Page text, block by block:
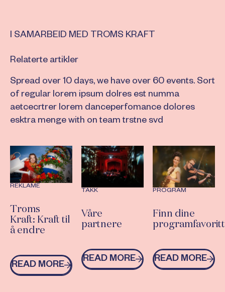
I SAMARBEID MED TROMS KRAFT
Relaterte artikler
Spread over 10 days, we have over 60 events. Sort
of regular lorem ipsum dolres est numma
aetcecrtrer lorem danceperfomance dolores
esktra menge with on team trstne svd
REKLAME
Troms
Kraft: Kraft til
å endre
Read more
READ MORE
TAKK
Våre
partnere
Read more
READ MORE
PROGRAM
Finn dine
Read more
READ MORE